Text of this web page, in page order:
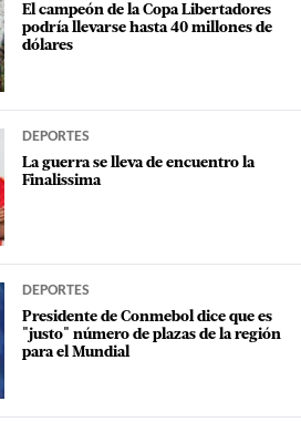
El campeón de la Copa Libertadores
podría llevarse hasta 40 millones de
dólares
DEPORTES
La guerra se lleva de encuentro la
Finalissima
DEPORTES
Presidente de Conmebol dice que es
"justo" número de plazas de la región
para el Mundial